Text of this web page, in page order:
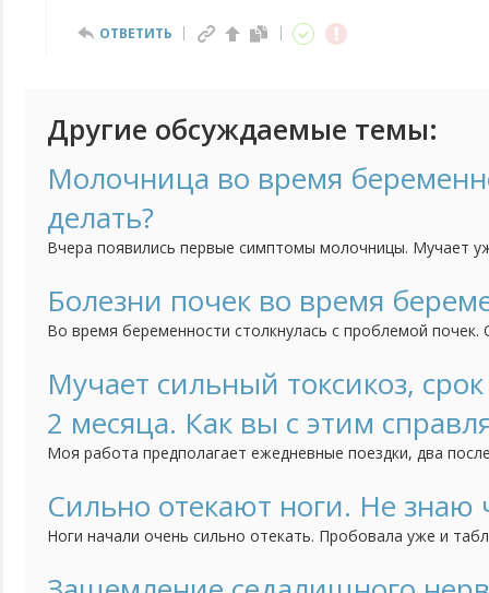
ОТВЕТИТЬ
Другие обсуждаемые темы:
Молочница во время
делать?
Вчера появились первые симптомы молочницы. Мучает
навредить малышу.
Болезни почек во время
Во время беременности столкнулась с проблемой
пиелонефрит. Назначили лечение как травами, так и
пить отказалась, так как не видела в этом смысла. При
узнала, что...
Мучает сильный токсикоз,
2 месяца. Как вы с этим
Моя работа предполагает ежедневные поездки, два
пытку. Мне приходится выходить из автобуса по крайней
тошнит), но чаще два и даже три. Подскажите какой-
предотвращающий...
Сильно отекают ноги. Не знаю
Ноги начали очень сильно отекать. Пробовала уже и
болят, и анализы в полном порядке. Пожаловалась